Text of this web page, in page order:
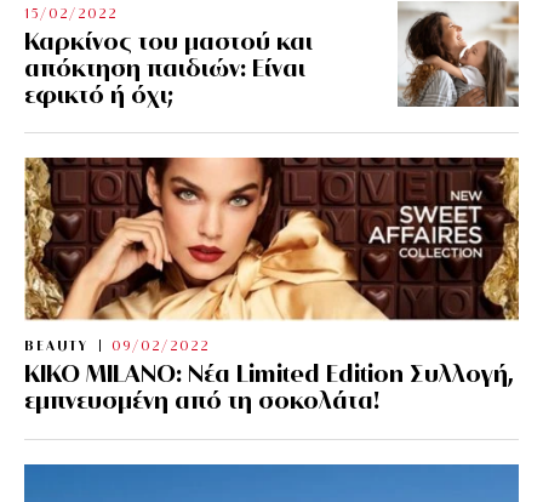
15/02/2022
Καρκίνος του μαστού και
απόκτηση παιδιών: Είναι
εφικτό ή όχι;
BEAUTY 09/02/2022
KIKO MILANO: Νέα Limited Edition Συλλογή,
εμπνευσμένη από τη σοκολάτα!